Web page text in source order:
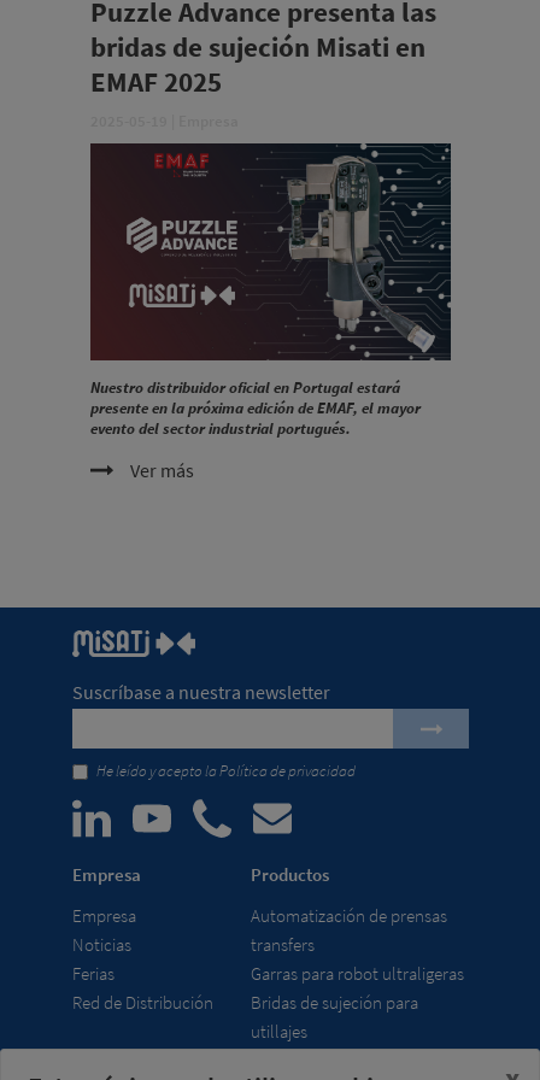
Puzzle Advance presenta las
bridas de sujeción Misati en
EMAF 2025
Nuestro distribuidor oficial en Portugal estará
presente en la próxima edición de EMAF, el mayor
evento del sector industrial portugués.
Ver más
Suscríbase a nuestra newsletter
He leído y acepto laPolítica de privacidad
Empresa
Empresa
Noticias
Ferias
Red de Distribución
Productos
Automatización de prensas
transfers
Garras para robot ultraligeras
Bridas de sujeción para
utillajes